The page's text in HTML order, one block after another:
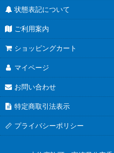
状態表記について
ご利用案内
ショッピングカート
マイページ
お問い合わせ
特定商取引法表示
プライバシーポリシー